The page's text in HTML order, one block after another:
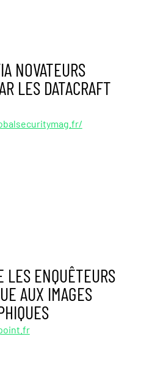
NOVATEURS
LES DATACRAFT
LES ENQUÊTEURS
AUX IMAGES